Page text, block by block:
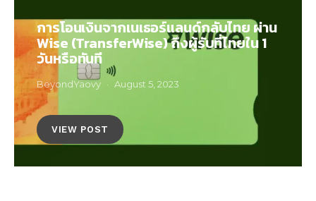
การโอนเงินจากเนเธอร์แลนด์กลับไทย ผ่าน
Wise (TransferWise) ถึงผู้รับที่ไทยใน 1
วันหรือทันที
BeyondYaovy August 5, 2023
VIEW POST